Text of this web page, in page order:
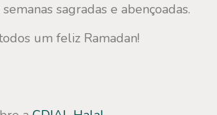
sagradas e abençoadas.
um feliz Ramadan!